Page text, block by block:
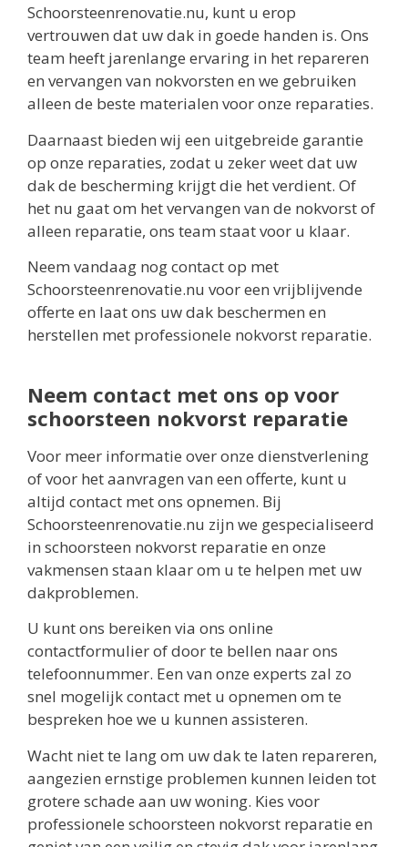
Schoorsteenrenovatie.nu, kunt u erop
vertrouwen dat uw dak in goede handen is. Ons
team heeft jarenlange ervaring in het repareren
en vervangen van nokvorsten en we gebruiken
alleen de beste materialen voor onze reparaties.
Daarnaast bieden wij een uitgebreide garantie
op onze reparaties, zodat u zeker weet dat uw
dak de bescherming krijgt die het verdient. Of
het nu gaat om het vervangen van de nokvorst of
alleen reparatie, ons team staat voor u klaar.
Neem vandaag nog contact op met
Schoorsteenrenovatie.nu voor een vrijblijvende
offerte en laat ons uw dak beschermen en
herstellen met professionele nokvorst reparatie.
Neem contact met ons op voor
schoorsteen nokvorst reparatie
Voor meer informatie over onze dienstverlening
of voor het aanvragen van een offerte, kunt u
altijd contact met ons opnemen. Bij
Schoorsteenrenovatie.nu zijn we gespecialiseerd
in schoorsteen nokvorst reparatie en onze
vakmensen staan klaar om u te helpen met uw
dakproblemen.
U kunt ons bereiken via ons online
contactformulier of door te bellen naar ons
telefoonnummer. Een van onze experts zal zo
snel mogelijk contact met u opnemen om te
bespreken hoe we u kunnen assisteren.
Wacht niet te lang om uw dak te laten repareren,
aangezien ernstige problemen kunnen leiden tot
grotere schade aan uw woning. Kies voor
professionele schoorsteen nokvorst reparatie en